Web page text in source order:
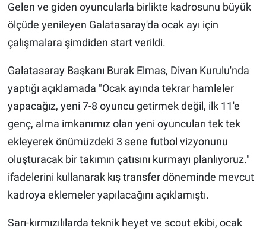
Gelen ve giden oyuncularla birlikte kadrosunu büyük
ölçüde yenileyen Galatasaray'da ocak ayı için
çalışmalara şimdiden start verildi.
Galatasaray Başkanı Burak Elmas, Divan Kurulu'nda
yaptığı açıklamada "Ocak ayında tekrar hamleler
yapacağız, yeni 7-8 oyuncu getirmek değil, ilk 11'e
genç, alma imkanımız olan yeni oyuncuları tek tek
ekleyerek önümüzdeki 3 sene futbol vizyonunu
oluşturacak bir takımın çatısını kurmayı planlıyoruz."
ifadelerini kullanarak kış transfer döneminde mevcut
kadroya eklemeler yapılacağını açıklamıştı.
Sarı-kırmızılılarda teknik heyet ve scout ekibi, ocak